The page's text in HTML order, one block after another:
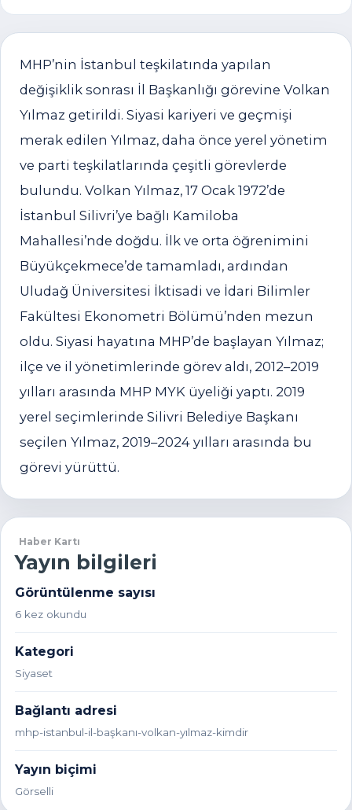
MHP’nin İstanbul teşkilatında yapılan
değişiklik sonrası İl Başkanlığı görevine Volkan
Yılmaz getirildi. Siyasi kariyeri ve geçmişi
merak edilen Yılmaz, daha önce yerel yönetim
ve parti teşkilatlarında çeşitli görevlerde
bulundu. Volkan Yılmaz, 17 Ocak 1972’de
İstanbul Silivri’ye bağlı Kamiloba
Mahallesi’nde doğdu. İlk ve orta öğrenimini
Büyükçekmece’de tamamladı, ardından
Uludağ Üniversitesi İktisadi ve İdari Bilimler
Fakültesi Ekonometri Bölümü’nden mezun
oldu. Siyasi hayatına MHP’de başlayan Yılmaz;
ilçe ve il yönetimlerinde görev aldı, 2012–2019
yılları arasında MHP MYK üyeliği yaptı. 2019
yerel seçimlerinde Silivri Belediye Başkanı
seçilen Yılmaz, 2019–2024 yılları arasında bu
görevi yürüttü.
Haber Kartı
Yayın bilgileri
Görüntülenme sayısı
6 kez okundu
Kategori
Siyaset
Bağlantı adresi
mhp-istanbul-il-başkanı-volkan-yılmaz-kimdir
Yayın biçimi
Görselli